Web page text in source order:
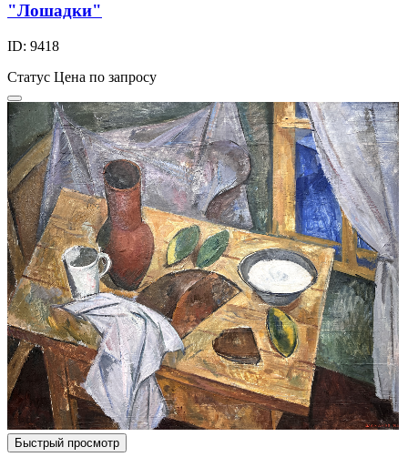
"Лошадки"
ID: 9418
Статус Цена по запросу
Быстрый просмотр